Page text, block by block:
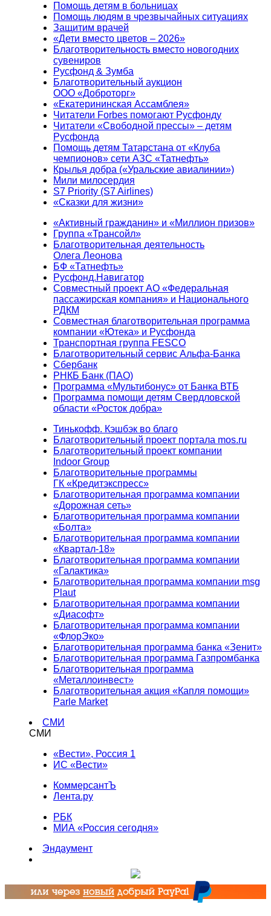
Помощь детям в больницах
Помощь людям в чрезвычайных ситуациях
Защитим врачей
«Дети вместо цветов – 2026»
Благотворительность вместо новогодних
сувениров
Русфонд & Зумба
Благотворительный аукцион
ООО «Доброторг»
«Екатерининская Ассамблея»
Читатели Forbes помогают Русфонду
Читатели «Свободной прессы» – детям
Русфонда
Помощь детям Татарстана от «Клуба
чемпионов» сети АЗС «Татнефть»
Крылья добра («Уральские авиалинии»)
Мили милосердия
S7 Priority (S7 Airlines)
«Сказки для жизни»
«Активный гражданин» и «Миллион призов»
Группа «Трансойл»
Благотворительная деятельность
Олега Леонова
БФ «Татнефть»
Русфонд.Навигатор
Совместный проект АО «Федеральная
пассажирская компания» и Национального
РДКМ
Совместная благотворительная программа
компании «Ютека» и Русфонда
Транспортная группа FESCO
Благотворительный сервис Альфа-Банка
Сбербанк
РНКБ Банк (ПАО)
Программа «Мультибонус» от Банка ВТБ
Программа помощи детям Свердловской
области «Росток добра»
Тинькофф. Кэшбэк во благо
Благотворительный проект портала mos.ru
Благотворительный проект компании
Indoor Group
Благотворительные программы
ГК «Кредитэкспресс»
Благотворительная программа компании
«Дорожная сеть»
Благотворительная программа компании
«Болта»
Благотворительная программа компании
«Квартал-18»
Благотворительная программа компании
«Галактика»
Благотворительная программа компании msg
Plaut
Благотворительная программа компании
«Диасофт»
Благотворительная программа компании
«ФлорЭко»
Благотворительная программа банка «Зенит»
Благотворительная программа Газпромбанка
Благотворительная программа
«Металлоинвест»
Благотворительная акция «Капля помощи»
Parle Market
СМИ
СМИ
«Вести», Россия 1
ИС «Вести»
КоммерсантЪ
Лента.ру
РБК
МИА «Россия сегодня»
Эндаумент